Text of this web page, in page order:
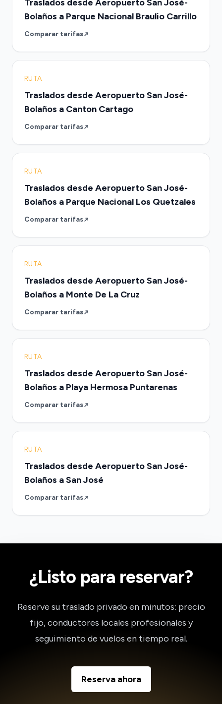
Traslados desde Aeropuerto San José-
Bolaños a Parque Nacional Braulio Carrillo
Comparar tarifas
RUTA
Traslados desde Aeropuerto San José-
Bolaños a Canton Cartago
Comparar tarifas
RUTA
Traslados desde Aeropuerto San José-
Bolaños a Parque Nacional Los Quetzales
Comparar tarifas
RUTA
Traslados desde Aeropuerto San José-
Bolaños a Monte De La Cruz
Comparar tarifas
RUTA
Traslados desde Aeropuerto San José-
Bolaños a Playa Hermosa Puntarenas
Comparar tarifas
RUTA
Traslados desde Aeropuerto San José-
Bolaños a San José
Comparar tarifas
¿Listo para reservar?
Reserve su traslado privado en minutos: precio
fijo, conductores locales profesionales y
seguimiento de vuelos en tiempo real.
Reserva ahora